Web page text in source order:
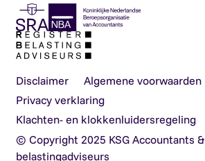
Disclaimer
Algemene voorwaarden
Privacy verklaring
Klachten- en klokkenluidersregeling
© Copyright 2025 KSG Accountants &
belastingadviseurs